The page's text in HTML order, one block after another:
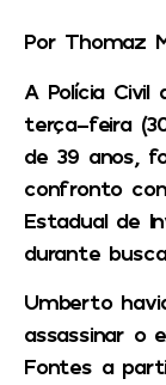
Por Thomaz
A Polícia
terça-feira
de 39 anos,
confronto
Estadual de
durante
Umberto
assassinar o
Fontes a